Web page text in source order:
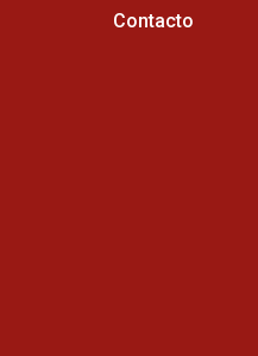
Contacto